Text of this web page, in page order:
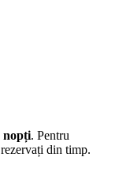
nopți. Pentru
din timp.